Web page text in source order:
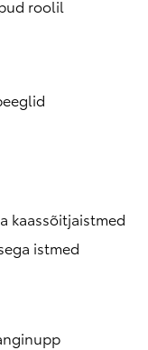
roolil
kaassõitjaistmed
istmed